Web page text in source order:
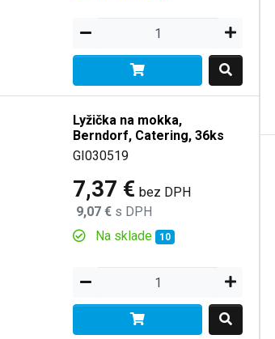
Lyžička na mokka,
Berndorf, Catering, 36ks
GI030519
7,37 € bez DPH
9,07 € s DPH
Na sklade
10